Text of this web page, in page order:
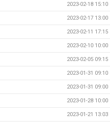
2023-02-18 15:10
2023-02-17 13:00
2023-02-11 17:15
2023-02-10 10:00
2023-02-05 09:15
2023-01-31 09:10
2023-01-31 09:00
2023-01-28 10:00
2023-01-21 13:03